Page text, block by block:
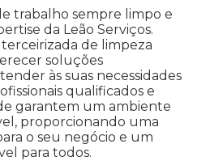
trabalho sempre limpo e
da Leão Serviços.
de limpeza
soluções
às suas necessidades
qualificados e
garantem um ambiente
proporcionando uma
o seu negócio e um
para todos.